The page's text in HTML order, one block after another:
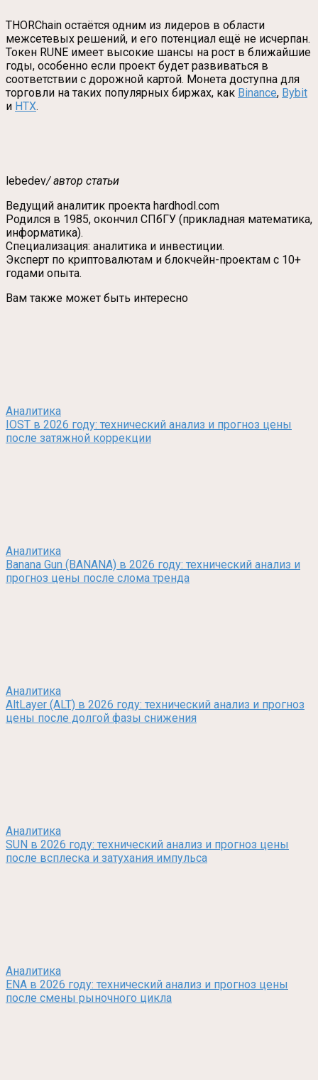
THORChain остаётся одним из лидеров в области
межсетевых решений, и его потенциал ещё не исчерпан.
Токен RUNE имеет высокие шансы на рост в ближайшие
годы, особенно если проект будет развиваться в
соответствии с дорожной картой. Монета доступна для
торговли на таких популярных биржах, как Binance, Bybit
и HTX.
lebedev/ автор статьи
Ведущий аналитик проекта hardhodl.com
Родился в 1985, окончил СПбГУ (прикладная математика,
информатика).
Специализация: аналитика и инвестиции.
Эксперт по криптовалютам и блокчейн-проектам с 10+
годами опыта.
Вам также может быть интересно
Аналитика
IOST в 2026 году: технический анализ и прогноз цены
после затяжной коррекции
Аналитика
Banana Gun (BANANA) в 2026 году: технический анализ и
прогноз цены после слома тренда
Аналитика
AltLayer (ALT) в 2026 году: технический анализ и прогноз
цены после долгой фазы снижения
Аналитика
SUN в 2026 году: технический анализ и прогноз цены
после всплеска и затухания импульса
Аналитика
ENA в 2026 году: технический анализ и прогноз цены
после смены рыночного цикла